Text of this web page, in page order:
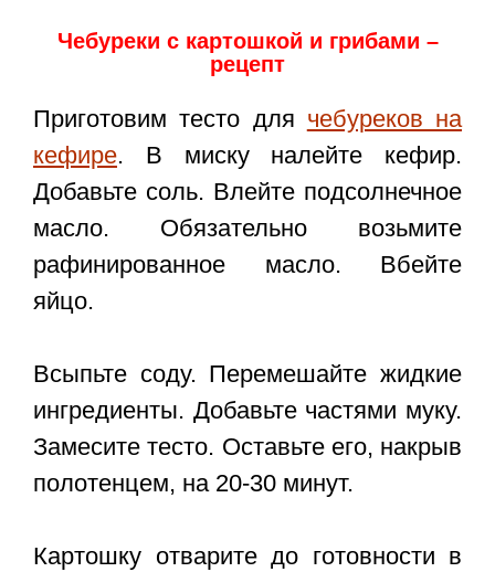
Чебуреки с картошкой и грибами –
рецепт
Приготовим тесто для чебуреков на
кефире. В миску налейте кефир.
Добавьте соль. Влейте подсолнечное
масло. Обязательно возьмите
рафинированное масло. Вбейте
яйцо.
Всыпьте соду. Перемешайте жидкие
ингредиенты. Добавьте частями муку.
Замесите тесто. Оставьте его, накрыв
полотенцем, на 20-30 минут.
Картошку отварите до готовности в